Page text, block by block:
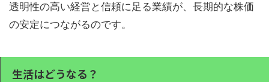
透明性の高い経営と信頼に足る業績が、長期的な株価
の安定につながるのです。
生活はどうなる？